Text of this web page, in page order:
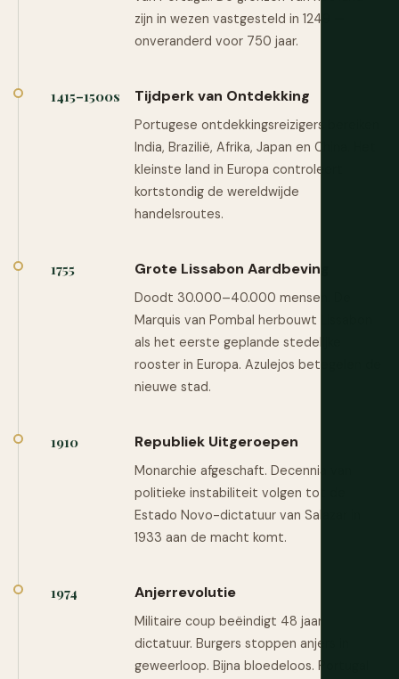
zijn in wezen vastgesteld in 1249 —
onveranderd voor 750 jaar.
1415–1500s Tijdperk van Ontdekking
Portugese ontdekkingsreizigers bereiken
India, Brazilië, Afrika, Japan en China. Het
kleinste land in Europa controleert
kortstondig de wereldwijde
handelsroutes.
1755 Grote Lissabon Aardbeving
Doodt 30.000–40.000 mensen. De
Marquis van Pombal herbouwt Lissabon
als het eerste geplande stedelijke
rooster in Europa. Azulejos betegelen de
nieuwe stad.
1910 Republiek Uitgeroepen
Monarchie afgeschaft. Decennia van
politieke instabiliteit volgen tot de
Estado Novo-dictatuur van Salazar in
1933 aan de macht komt.
1974 Anjerrevolutie
Militaire coup beëindigt 48 jaar
dictatuur. Burgers stoppen anjers in
geweerloop. Bijna bloedeloos. Portugal